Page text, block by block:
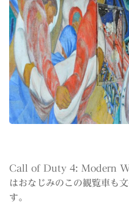
Call of Duty 4: Modern
はおなじみのこの観覧車も
す。